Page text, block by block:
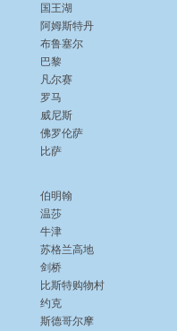
国王湖
阿姆斯特丹
布鲁塞尔
巴黎
凡尔赛
罗马
威尼斯
佛罗伦萨
比萨
伯明翰
温莎
牛津
苏格兰高地
剑桥
比斯特购物村
约克
斯德哥尔摩